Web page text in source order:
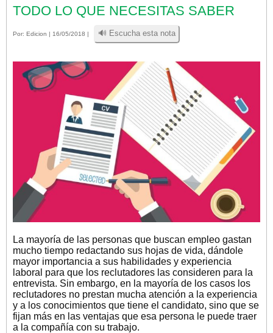
TODO LO QUE NECESITAS SABER
Por: Edicion | 16/05/2018 | 🔊 Escucha esta nota
La mayoría de las personas que buscan empleo gastan
mucho tiempo redactando sus hojas de vida, dándole
mayor importancia a sus habilidades y experiencia
laboral para que los reclutadores las consideren para la
entrevista. Sin embargo, en la mayoría de los casos los
reclutadores no prestan mucha atención a la experiencia
y a los conocimientos que tiene el candidato, sino que se
fijan más en las ventajas que esa persona le puede traer
a la compañía con su trabajo.